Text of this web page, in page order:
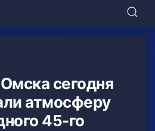
сегодня
атмосферу
45-го